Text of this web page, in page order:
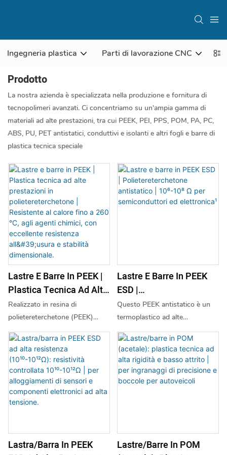
Ingegneria plastica Parti di lavorazione CNC
Prodotto
La nostra azienda è specializzata nella produzione e fornitura di
tecnopolimeri avanzati. Ci concentriamo su un'ampia gamma di
materiali ad alte prestazioni, tra cui PEEK, PEI, PPS, POM, PA, PC,
ABS, PU, ​​PET antistatici, conduttivi e isolanti e altri fogli e barre di
plastica tecnica speciale
Lastre E Barre In PEEK |
Plastica Tecnica Ad Alte
Prestazioni In
Polietereterchetone |
Resistente Al Calore
Fino A 260 °C, Agli
Agenti Chimici, Con
Eccellente Resistenza
All'usura E Stabilità
Dimensionale.
Realizzato in resina di
polietereterchetone (PEEK)
vergine, questo materiale offre
una durata eccezionale per
applicazioni impegnative. È
caratterizzato da temperature di
esercizio continue fino a 260 °C
(500 °F), elevata resistenza
meccanica ed eccellente
all'idrolisi e all'usura. Ideale per
la produzione di componenti
Lastre E Barre In PEEK
ESD |
Polietereterchetone
Antistatico | 10⁶-10⁸ Ω
Per Semiconduttori Ed
Elettronica¹
Questo PEEK antistatico è un
termoplastico ad alte
prestazioni specificamente
progettato per la protezione
dalle scariche elettrostatiche
(ESD). Modificato per fornire
una resistività superficiale
componenti elettronici sensibili.
Pur offrendo questa
Lastra/barra In PEEK
Lastre/barre In POM